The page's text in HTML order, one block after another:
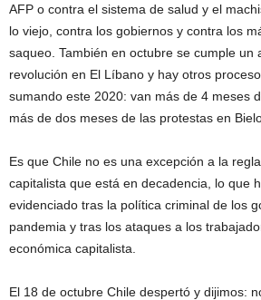
AFP o contra el sistema de salud y el
lo viejo, contra los gobiernos y contra los
saqueo. También en octubre se cumple un
revolución en El Líbano y hay otros
sumando este 2020: van más de 4 meses
más de dos meses de las protestas en
Es que Chile no es una excepción a la
capitalista que está en decadencia, lo que
evidenciado tras la política criminal de los
pandemia y tras los ataques a los
económica capitalista.
El 18 de octubre Chile despertó y dijimos: